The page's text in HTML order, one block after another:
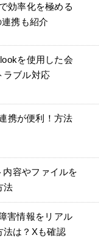
効率化を極める
携も紹介
を使用した会
ラブル対応
携が便利！方法
容やファイルを
法
害情報をリアル
法は？Xも確認